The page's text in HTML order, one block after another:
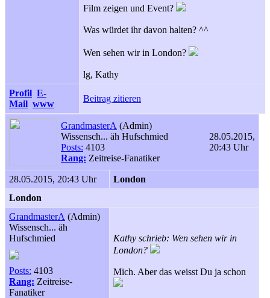
Film zeigen und Event?
Was würdet ihr davon halten? ^^
Wen sehen wir in London?
lg, Kathy
Profil E-
Mail www
Beitrag zitieren
GrandmasterA (Admin)
Wissensch... äh Hufschmied
Posts: 4103
Rang: Zeitreise-Fanatiker
28.05.2015,
20:43 Uhr
28.05.2015, 20:43 Uhr
London
London
GrandmasterA (Admin)
Wissensch... äh
Hufschmied
Posts: 4103
Rang: Zeitreise-
Fanatiker
Kathy schrieb: Wen sehen wir in
London?
Mich. Aber das weisst Du ja schon